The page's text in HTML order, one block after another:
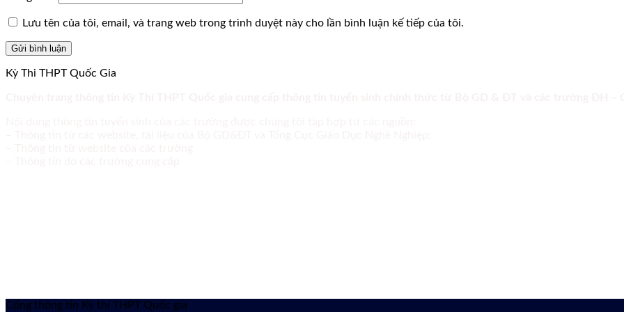
Lưu tên của tôi, email, và trang web trong trình duyệt này cho lần bình luận kế tiếp của tôi.
Kỳ Thi THPT Quốc Gia
Cổng thông tin Kỳ thi THPT Quốc gia